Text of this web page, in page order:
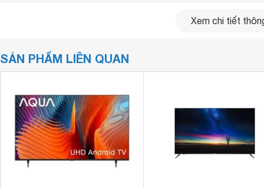
Có
Cổng HDMI
Cổng xuất âm thanh
Cổng AV Cổng
Hệ điều hành, giao diện Android 11.0
Ứng dụng có sẵn
Xem chi tiết
SẢN PHẨM LIÊN QUAN